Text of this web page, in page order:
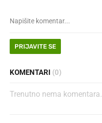
PRIJAVITE SE
KOMENTARI (0)
Trenutno nema komentara.